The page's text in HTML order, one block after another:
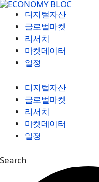
컨
디지털자산
글로벌마켓
리서치
마켓데이터
일정
디지털자산
글로벌마켓
리서치
마켓데이터
일정
Search